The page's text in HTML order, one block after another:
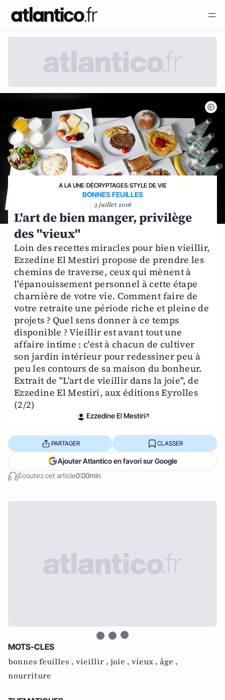
A LA UNE›DÉCRYPTAGES›STYLE DE VIE
BONNES FEUILLES
3 juillet 2016
L'art de bien manger, privilège
des "vieux"
Loin des recettes miracles pour bien vieillir,
Ezzedine El Mestiri propose de prendre les
chemins de traverse, ceux qui mènent à
l'épanouissement personnel à cette étape
charnière de votre vie. Comment faire de
votre retraite une période riche et pleine de
projets ? Quel sens donner à ce temps
disponible ? Vieillir est avant tout une
affaire intime : c'est à chacun de cultiver
son jardin intérieur pour redessiner peu à
peu les contours de sa maison du bonheur.
Extrait de "L'art de vieillir dans la joie", de
Ezzedine El Mestiri, aux éditions Eyrolles
(2/2)
Ezzedine El Mestiri
Écoutez cet article0:00min
PARTAGER CLASSER
Ajouter Atlantico en favori sur Google
MOTS-CLES
bonnes feuilles , vieillir , joie , vieux , âge ,
nourriture